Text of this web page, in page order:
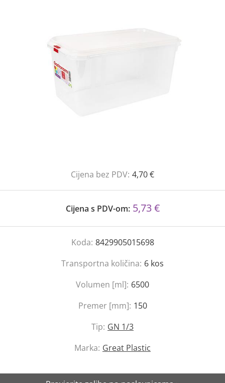
Cijena bez PDV: 4,70 €
Cijena s PDV-om: 5,73 €
Koda: 8429905015698
Transportna količina: 6 kos
Volumen [ml]: 6500
Premer [mm]: 150
Tip: GN 1/3
Marka: Great Plastic